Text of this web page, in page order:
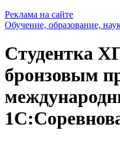
Реклама на сайте
Обучение, образование,
Студентка
бронзовым